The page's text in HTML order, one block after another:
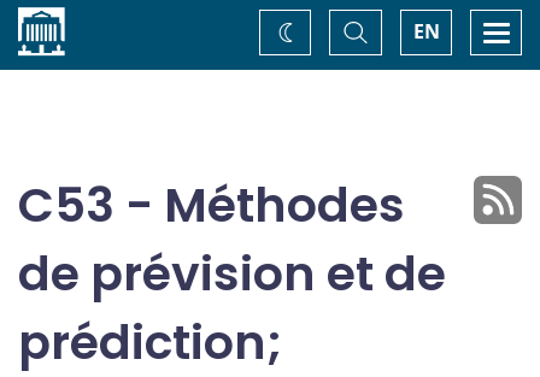
Accueil EN
Basculer
la
recherche
Changez
de
C53 - Méthodes
de prévision et de
prédiction;